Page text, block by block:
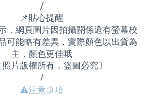
/
📌貼心提醒
，網頁圖片因拍攝關係還有螢幕校
可能略有差異，實際顏色以出貨為
主，顏色更佳哦
照片版權所有，盜圖必究〕
/
⚠️注意事項